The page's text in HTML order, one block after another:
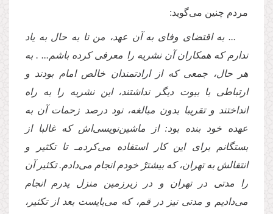
مردم چنین مى‌گوید:
... به اقتضاى وفاى به آن عهد، من تا به حال به یاد
ندارم كه همكاران آن نشریه را معرفى كرده باشم... . به
هر حال، جمعى كه از ارادتمندان خالص امام بودند و
ارتباطى با بیوت دیگر نداشتند، این نشریه را به راه
انداختند و تقریبا بدون مبالغه، نود درصد زحمات آن به
عهده خود بنده بود: از ماشین‌نویسى‌اش كه غالبا از
بستگانم براى این كار استفاده مى‌كردمـ تا تكثیر و
انتقالش به تهران، كه بیشترْ خودم انجام مى‌دادم. تكثیر آن
را مدتى در تهران و در زیرزمین منزل پدرم انجام
مى‌دادیم و مدتى نیز در قم، كه مى‌بایست بعد از تكثیر،